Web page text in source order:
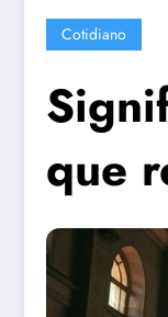
Cotidiano
que